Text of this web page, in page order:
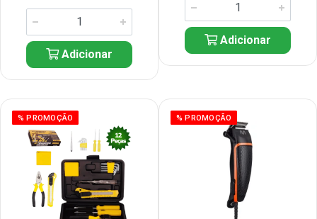
Adicionar
Adicionar
% PROMOÇÃO % PROMOÇÃO